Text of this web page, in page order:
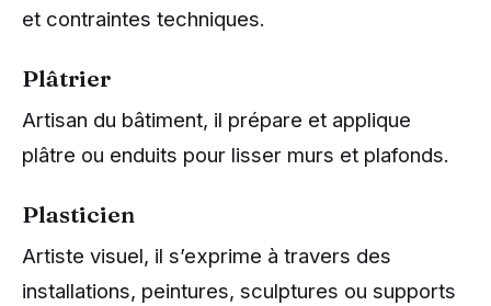
et contraintes techniques.
Plâtrier
Artisan du bâtiment, il prépare et applique
plâtre ou enduits pour lisser murs et plafonds.
Plasticien
Artiste visuel, il s’exprime à travers des
installations, peintures, sculptures ou supports